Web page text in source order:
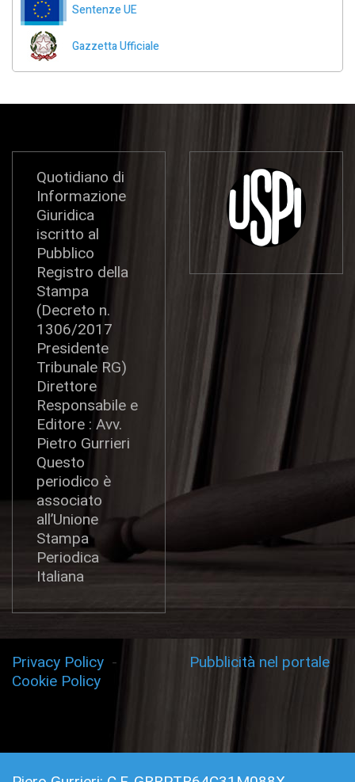
Sentenze UE
Gazzetta Ufficiale
Quotidiano di
Informazione
Giuridica
iscritto al
Pubblico
Registro della
Stampa
(Decreto n.
1306/2017
Presidente
Tribunale RG)
Direttore
Responsabile e
Editore : Avv.
Pietro Gurrieri
Questo
periodico è
associato
all’Unione
Stampa
Periodica
Italiana
Privacy Policy -
Cookie Policy
Pubblicità nel portale